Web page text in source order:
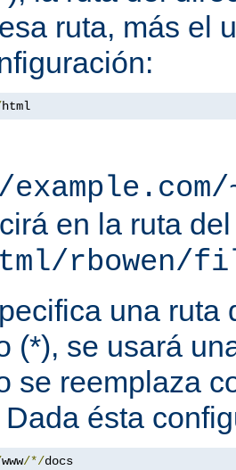
ruta, más el
html
en la ruta
rbowen/
una ruta
(*), se usará
se reemplaza
ésta
www/*/docs